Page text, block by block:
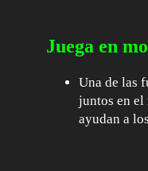
Juega en
Una de las
juntos en
ayudan a